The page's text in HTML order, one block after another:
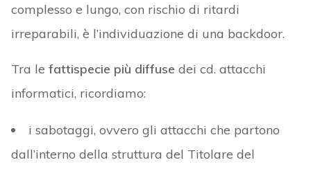
complesso e lungo, con rischio di ritardi
irreparabili, è l’individuazione di una backdoor.
Tra le fattispecie più diffuse dei cd. attacchi
informatici, ricordiamo:
i sabotaggi, ovvero gli attacchi che partono
dall’interno della struttura del Titolare del